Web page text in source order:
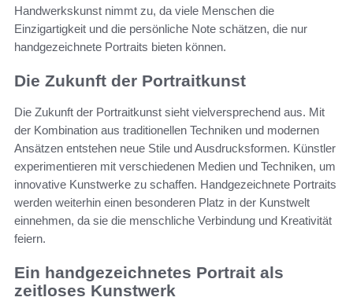
Handwerkskunst nimmt zu, da viele Menschen die
Einzigartigkeit und die persönliche Note schätzen, die nur
handgezeichnete Portraits bieten können.
Die Zukunft der Portraitkunst
Die Zukunft der Portraitkunst sieht vielversprechend aus. Mit
der Kombination aus traditionellen Techniken und modernen
Ansätzen entstehen neue Stile und Ausdrucksformen. Künstler
experimentieren mit verschiedenen Medien und Techniken, um
innovative Kunstwerke zu schaffen. Handgezeichnete Portraits
werden weiterhin einen besonderen Platz in der Kunstwelt
einnehmen, da sie die menschliche Verbindung und Kreativität
feiern.
Ein handgezeichnetes Portrait als
zeitloses Kunstwerk